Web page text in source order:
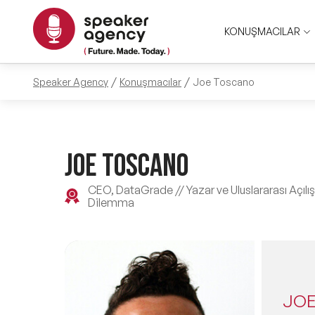
KONUŞMACILAR
Speaker Agency Konuşmacılar Joe Toscano
JOE TOSCANO
CEO, DataGrade // Yazar ve Uluslararası
Dilemma